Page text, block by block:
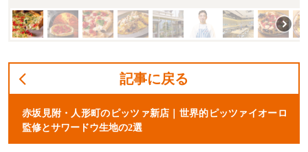
記事に戻る
赤坂見附・人形町のピッツァ新店｜世界的ピッツァイオーロ
監修とサワードウ生地の2選